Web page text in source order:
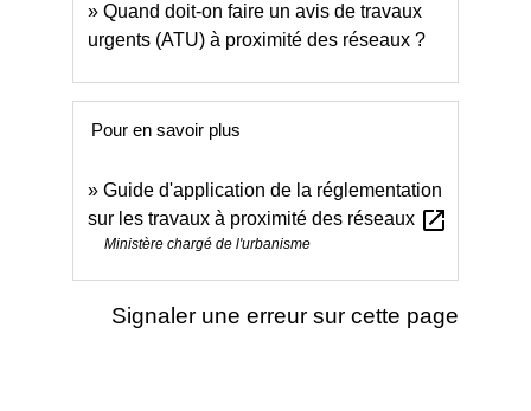
Quand doit-on faire un avis de travaux
urgents (ATU) à proximité des réseaux ?
Pour en savoir plus
Guide d'application de la réglementation
sur les travaux à proximité des réseaux open_in_new
Ministère chargé de l'urbanisme
Signaler une erreur sur cette page